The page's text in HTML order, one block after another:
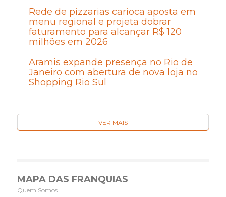
Rede de pizzarias carioca aposta em
menu regional e projeta dobrar
faturamento para alcançar R$ 120
milhões em 2026
Aramis expande presença no Rio de
Janeiro com abertura de nova loja no
Shopping Rio Sul
VER MAIS
MAPA DAS FRANQUIAS
Quem Somos